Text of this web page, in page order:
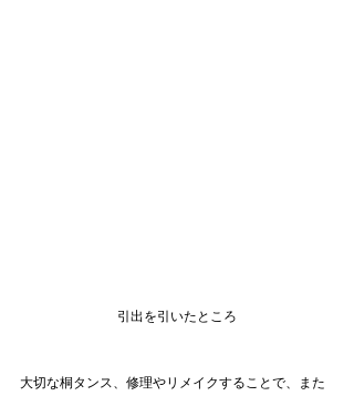
引出を引いたところ
大切な桐タンス、修理やリメイクすることで、また